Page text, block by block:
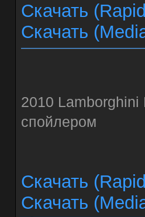
Скачать
Скачать
2010
спойлером
Скачать
Скачать